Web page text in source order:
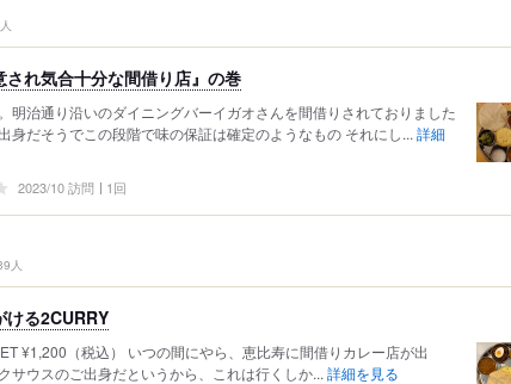
され気合十分な間借り店』の巻
明治通り沿いのダイニングバーイガオさんを間借りされておりました
身だそうでこの段階で味の保証は確定のようなもの それにし... 詳細
2023/10 訪問 1回
人
ける2CURRY
¥1,200（税込） いつの間にやら、恵比寿に間借りカレー店が出
サウスのご出身だというから、これは行くしか... 詳細を見る